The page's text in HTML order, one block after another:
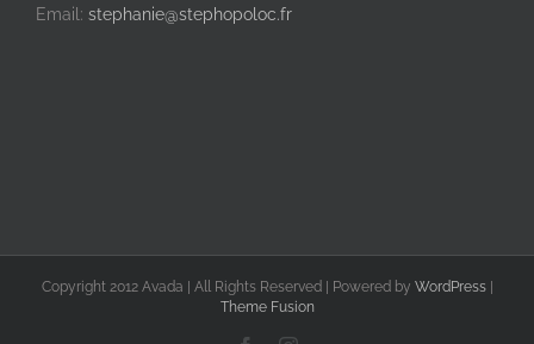
Email: stephanie@stephopoloc.fr
Copyright 2012 Avada | All Rights Reserved | Powered by WordPress|
Theme Fusion